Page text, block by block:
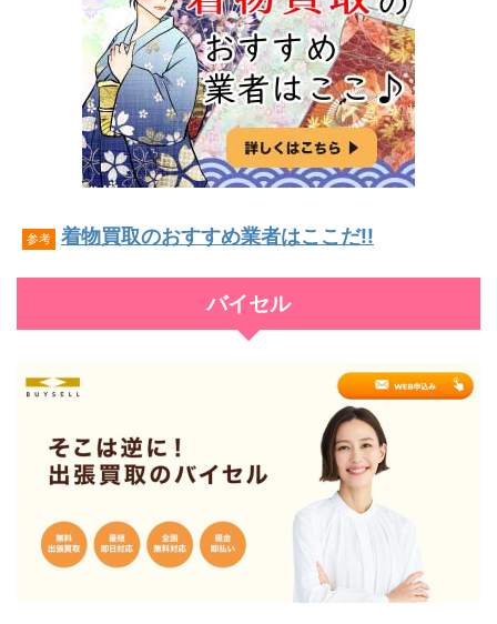
参考 着物買取のおすすめ業者はここだ!!
バイセル